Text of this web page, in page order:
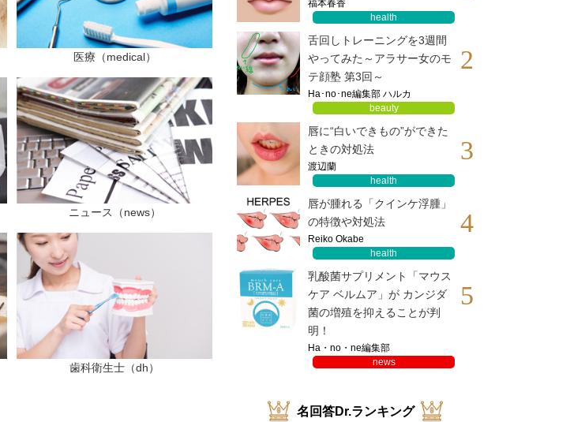
医療（medical）
ニュース（news）
歯科衛生士（dh）
福本春香
health
舌回しトレーニングを3週間
やってみた～アラサー女のモ
テ顔塾 第3回～
Ha･no･ne編集部 ハルカ
beauty
2
唇に“白いできもの”ができた
ときの対処法
渡辺蘭
health
3
唇が腫れる「クインケ浮腫」
の特徴や対処法
Reiko Okabe
health
4
乳酸菌サプリメント「マウス
ケア ベルムア」が カンジダ
菌の増殖を抑えることが判
明！
Ha・no・ne編集部
news
5
名回答Dr.ランキング